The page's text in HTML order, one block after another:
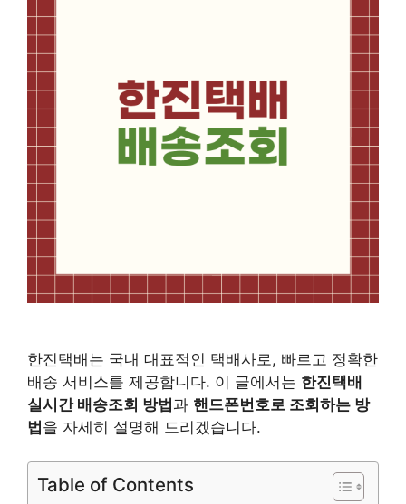
한진택배는 국내 대표적인 택배사로, 빠르고 정확한
배송 서비스를 제공합니다. 이 글에서는 한진택배
실시간 배송조회 방법과 핸드폰번호로 조회하는 방
법을 자세히 설명해 드리겠습니다.
Table of Contents